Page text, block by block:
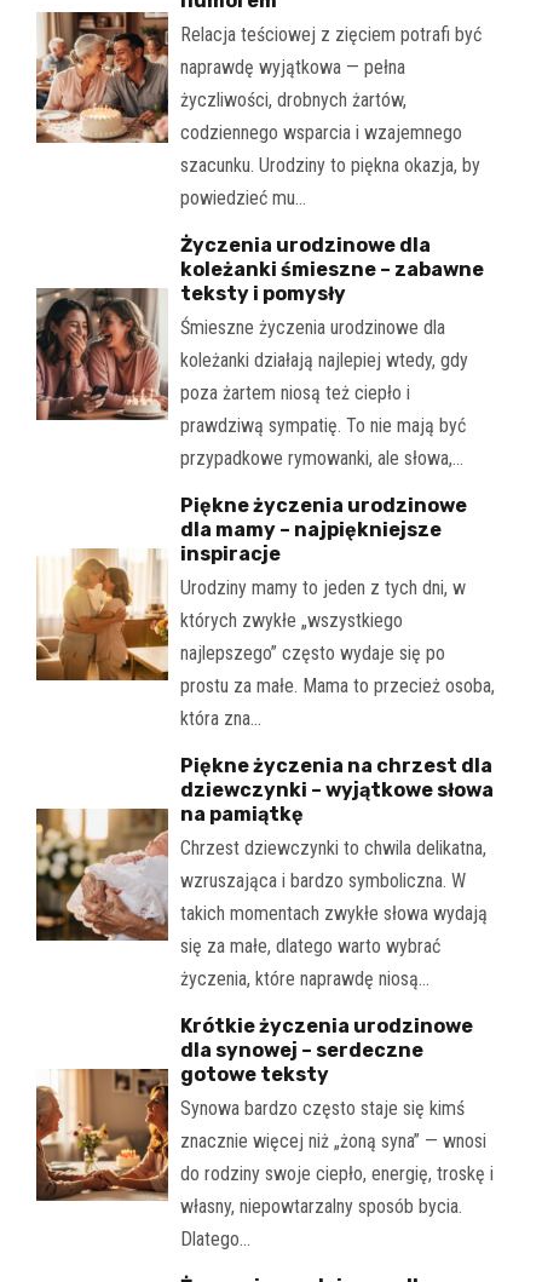
Relacja teściowej z zięciem potrafi być
naprawdę wyjątkowa — pełna
życzliwości, drobnych żartów,
codziennego wsparcia i wzajemnego
szacunku. Urodziny to piękna okazja, by
powiedzieć mu…
Życzenia urodzinowe dla
koleżanki śmieszne – zabawne
teksty i pomysły
Śmieszne życzenia urodzinowe dla
koleżanki działają najlepiej wtedy, gdy
poza żartem niosą też ciepło i
prawdziwą sympatię. To nie mają być
przypadkowe rymowanki, ale słowa,…
Piękne życzenia urodzinowe
dla mamy – najpiękniejsze
inspiracje
Urodziny mamy to jeden z tych dni, w
których zwykłe „wszystkiego
najlepszego” często wydaje się po
prostu za małe. Mama to przecież osoba,
która zna…
Piękne życzenia na chrzest dla
dziewczynki – wyjątkowe słowa
na pamiątkę
Chrzest dziewczynki to chwila delikatna,
wzruszająca i bardzo symboliczna. W
takich momentach zwykłe słowa wydają
się za małe, dlatego warto wybrać
życzenia, które naprawdę niosą…
Krótkie życzenia urodzinowe
dla synowej – serdeczne
gotowe teksty
Synowa bardzo często staje się kimś
znacznie więcej niż „żoną syna” — wnosi
do rodziny swoje ciepło, energię, troskę i
własny, niepowtarzalny sposób bycia.
Dlatego…